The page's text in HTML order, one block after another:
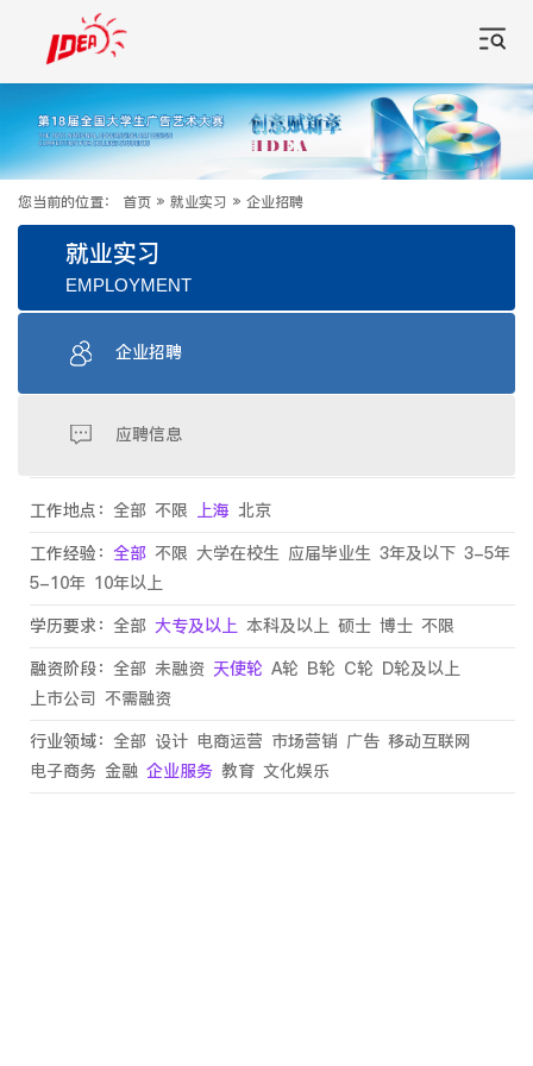
您当前的位置： 首页 » 就业实习 » 企业招聘
就业实习
EMPLOYMENT
企业招聘
应聘信息
工作地点： 全部 不限 上海 北京
工作经验： 全部 不限 大学在校生 应届毕业生 3年及以下 3-5年
5-10年 10年以上
学历要求： 全部 大专及以上 本科及以上 硕士 博士 不限
融资阶段： 全部 未融资 天使轮 A轮 B轮 C轮 D轮及以上
上市公司 不需融资
行业领域： 全部 设计 电商运营 市场营销 广告 移动互联网
电子商务 金融 企业服务 教育 文化娱乐